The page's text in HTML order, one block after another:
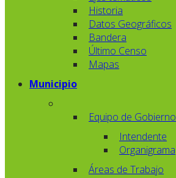
Historia
Datos Geográficos
Bandera
Último Censo
Mapas
Municipio
Equipo de Gobierno
Intendente
Organigrama
Áreas de Trabajo